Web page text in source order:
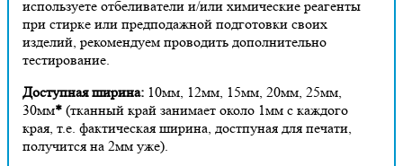
используете отбеливатели и/или химические реагенты
при стирке или предподажной подготовки своих
изделий, рекомендуем проводить дополнительно
тестирование.
Доступная ширина: 10мм, 12мм, 15мм, 20мм, 25мм,
30мм* (тканный край занимает около 1мм с каждого
края, т.е. фактическая ширина, достпуная для печати,
получится на 2мм уже).